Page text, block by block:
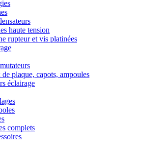
haute tension
rupteur et vis platinées
de plaque, capots, ampoules
éclairage
complets